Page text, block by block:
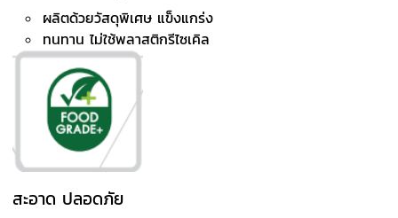
ผลิตด้วยวัสดุพิเศษ แข็งแกร่ง
ทนทาน ไม่ใช้พลาสติกรีไซเคิล
สะอาด ปลอดภัย